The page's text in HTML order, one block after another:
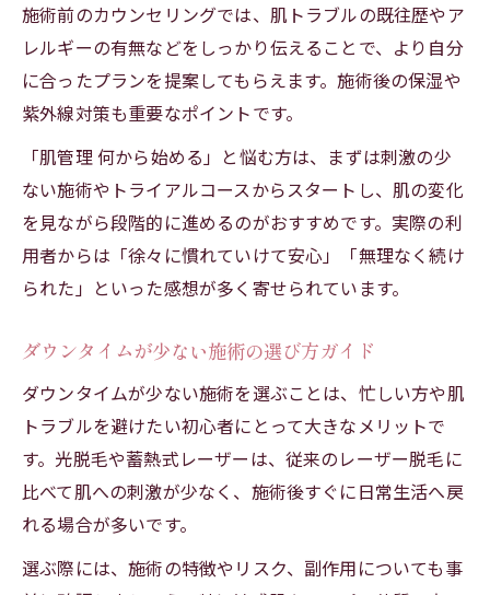
美容医療デビュー前に知りたい施術の流れ
肌管理初心者でもわかる脱毛施術の種類
やってよかった美容医療ランキングの活用
法
脱毛施術で注意すべきポイントの解説
施術前のカウンセリングでは、肌トラブルの既往歴やア
レルギーの有無などをしっかり伝えることで、より自分
に合ったプランを提案してもらえます。施術後の保湿や
紫外線対策も重要なポイントです。
「肌管理 何から始める」と悩む方は、まずは刺激の少
ない施術やトライアルコースからスタートし、肌の変化
を見ながら段階的に進めるのがおすすめです。実際の利
用者からは「徐々に慣れていけて安心」「無理なく続け
られた」といった感想が多く寄せられています。
ダウンタイムが少ない施術の選び方ガイド
ダウンタイムが少ない施術を選ぶことは、忙しい方や肌
トラブルを避けたい初心者にとって大きなメリットで
す。光脱毛や蓄熱式レーザーは、従来のレーザー脱毛に
比べて肌への刺激が少なく、施術後すぐに日常生活へ戻
れる場合が多いです。
選ぶ際には、施術の特徴やリスク、副作用についても事